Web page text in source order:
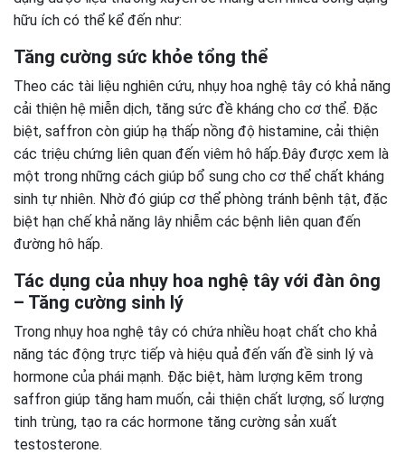
hữu ích có thể kể đến như:
Tăng cường sức khỏe tổng thể
Theo các tài liệu nghiên cứu, nhụy hoa nghệ tây có khả năng
cải thiện hệ miễn dịch, tăng sức đề kháng cho cơ thể. Đặc
biệt, saffron còn giúp hạ thấp nồng độ histamine, cải thiện
các triệu chứng liên quan đến viêm hô hấp.Đây được xem là
một trong những cách giúp bổ sung cho cơ thể chất kháng
sinh tự nhiên. Nhờ đó giúp cơ thể phòng tránh bệnh tật, đặc
biệt hạn chế khả năng lây nhiễm các bệnh liên quan đến
đường hô hấp.
Tác dụng của nhụy hoa nghệ tây với đàn ông
– Tăng cường sinh lý
Trong nhụy hoa nghệ tây có chứa nhiều hoạt chất cho khả
năng tác động trực tiếp và hiệu quả đến vấn đề sinh lý và
hormone của phái mạnh. Đặc biệt, hàm lượng kẽm trong
saffron giúp tăng ham muốn, cải thiện chất lượng, số lượng
tinh trùng, tạo ra các hormone tăng cường sản xuất
testosterone.